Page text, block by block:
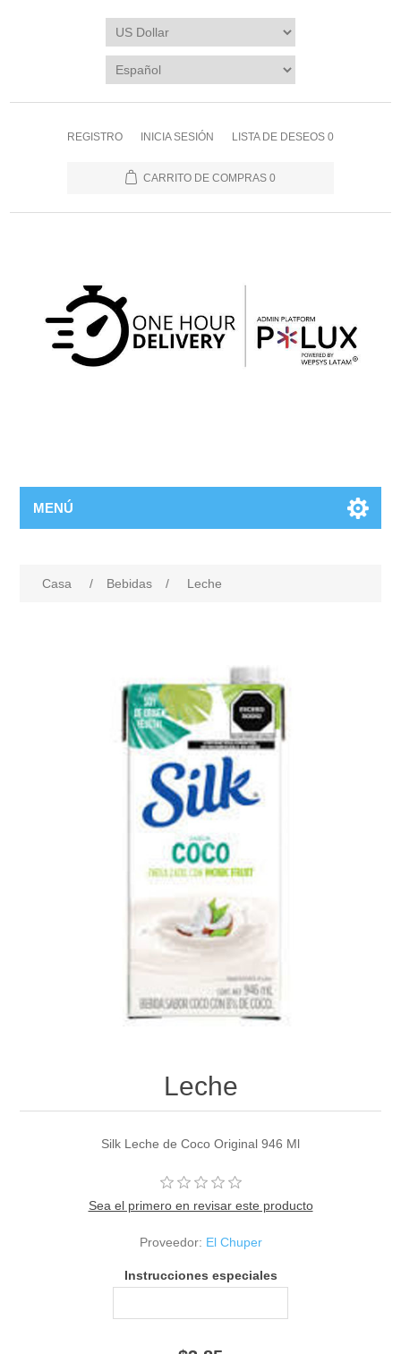
REGISTRO INICIA SESIÓN LISTA DE DESEOS 0
CARRITO DE COMPRAS 0
MENÚ
Casa / Bebidas / Leche
Leche
Silk Leche de Coco Original 946 Ml
Sea el primero en revisar este producto
Proveedor: El Chuper
Instrucciones especiales